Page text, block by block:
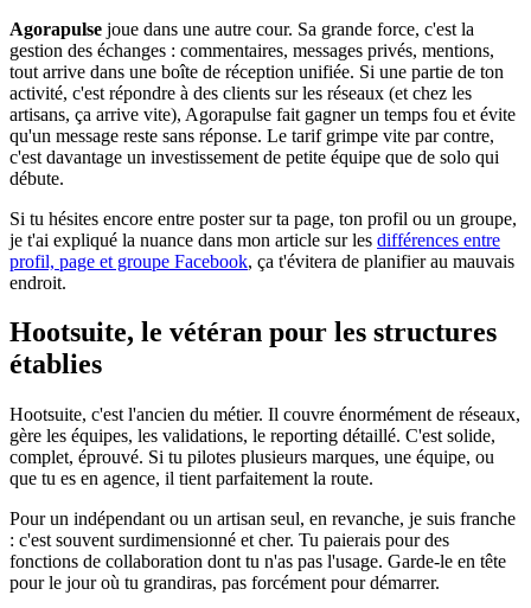
Agorapulse joue dans une autre cour. Sa grande force, c'est la
gestion des échanges : commentaires, messages privés, mentions,
tout arrive dans une boîte de réception unifiée. Si une partie de ton
activité, c'est répondre à des clients sur les réseaux (et chez les
artisans, ça arrive vite), Agorapulse fait gagner un temps fou et évite
qu'un message reste sans réponse. Le tarif grimpe vite par contre,
c'est davantage un investissement de petite équipe que de solo qui
débute.
Si tu hésites encore entre poster sur ta page, ton profil ou un groupe,
je t'ai expliqué la nuance dans mon article sur les différences entre
profil, page et groupe Facebook, ça t'évitera de planifier au mauvais
endroit.
Hootsuite, le vétéran pour les structures
établies
Hootsuite, c'est l'ancien du métier. Il couvre énormément de réseaux,
gère les équipes, les validations, le reporting détaillé. C'est solide,
complet, éprouvé. Si tu pilotes plusieurs marques, une équipe, ou
que tu es en agence, il tient parfaitement la route.
Pour un indépendant ou un artisan seul, en revanche, je suis franche
: c'est souvent surdimensionné et cher. Tu paierais pour des
fonctions de collaboration dont tu n'as pas l'usage. Garde-le en tête
pour le jour où tu grandiras, pas forcément pour démarrer.